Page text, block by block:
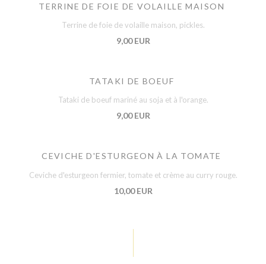
TERRINE DE FOIE DE VOLAILLE MAISON
Terrine de foie de volaille maison, pickles.
9,00 EUR
TATAKI DE BOEUF
Tataki de boeuf mariné au soja et à l'orange.
9,00 EUR
CEVICHE D'ESTURGEON À LA TOMATE
Ceviche d'esturgeon fermier, tomate et crème au curry rouge.
10,00 EUR